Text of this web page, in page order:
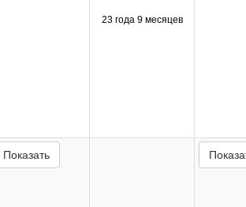
23 года 9 месяцев
Показать